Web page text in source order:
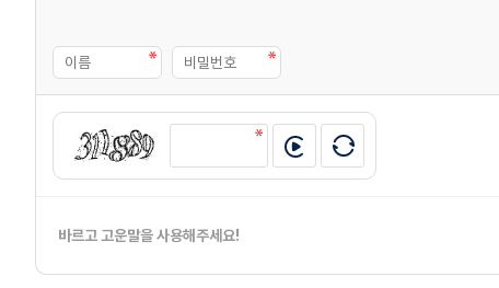
바르고 고운말을 사용해주세요!